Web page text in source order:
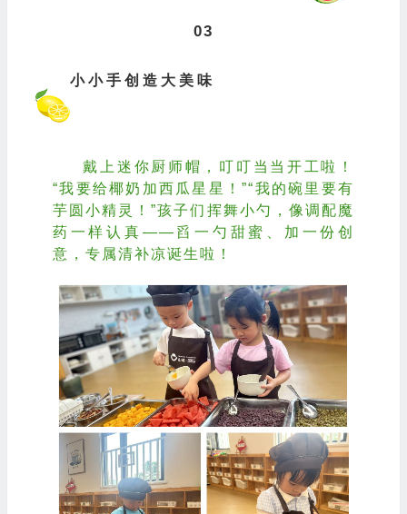
03
小小手创造大美味
戴上迷你厨师帽，叮叮当当开工啦！
“我要给椰奶加西瓜星星！”“我的碗里要有
芋圆小精灵！”孩子们挥舞小勺，像调配魔
药一样认真——舀一勺甜蜜、加一份创
意，专属清补凉诞生啦！